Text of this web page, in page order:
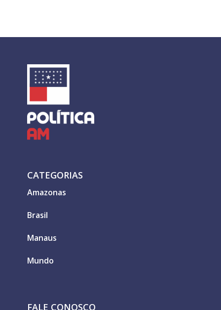
CATEGORIAS
Amazonas
Brasil
Manaus
Mundo
FALE CONOSCO